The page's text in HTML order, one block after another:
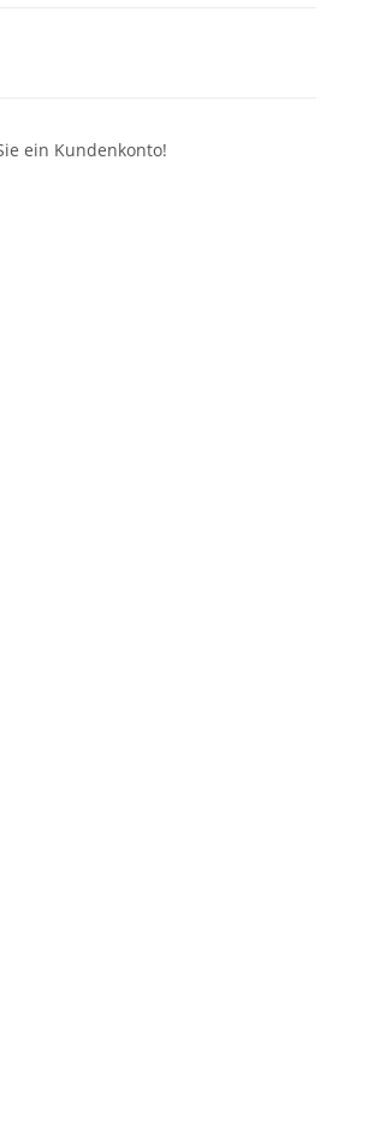
ein Kundenkonto!